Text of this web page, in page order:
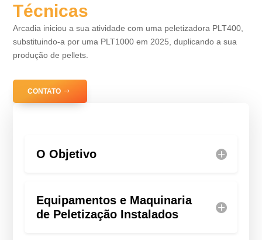
Técnicas
Arcadia iniciou a sua atividade com uma peletizadora PLT400,
substituindo-a por uma PLT1000 em 2025, duplicando a sua
produção de pellets.
CONTATO
O Objetivo
Equipamentos e Maquinaria
de Peletização Instalados